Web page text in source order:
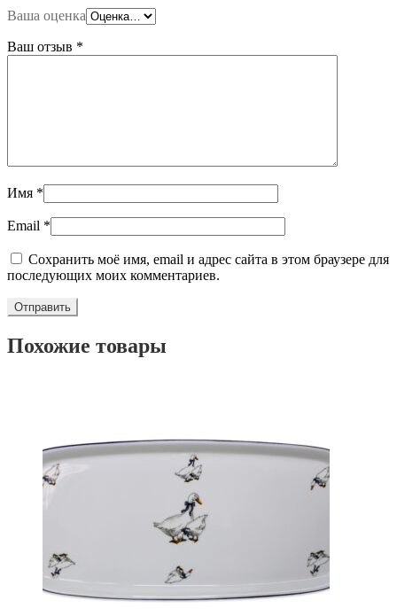
Ваша оценка
Ваш отзыв *
Имя *
Email *
Сохранить моё имя, email и адрес сайта в этом браузере для
последующих моих комментариев.
Похожие товары